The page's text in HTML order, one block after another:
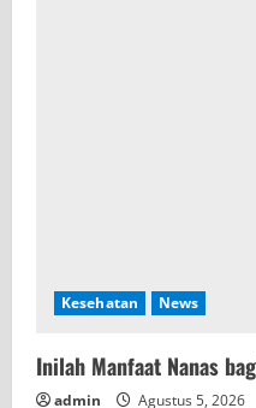
Kesehatan News
Inilah Manfaat Nanas
admin Agustus 5, 2026